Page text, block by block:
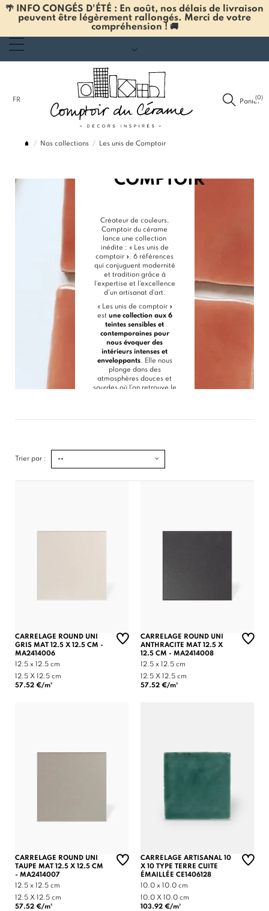
🌴 INFO CONGÉS D'ÉTÉ : En août, nos délais de livraison
peuvent être légèrement rallongés. Merci de votre
compréhension ! 🚚
FR Panier
(0)
Nos collections Les unis de Comptoir
COLLECTION
LES
UNIS
COMPTOIR
Créateur de couleurs,
Comptoir du cérame
lance une collection
inédite : « Les unis de
comptoir ». 6 références
qui conjuguent modernité
et tradition grâce à
l’expertise et l’excellence
d’un artisanat d’art.
« Les unis de comptoir »
est une collection aux 6
teintes sensibles et
contemporaines pour
nous évoquer des
intérieurs intenses et
enveloppants. Elle nous
plonge dans des
atmosphères douces et
sourdes où l’on retrouve le
oublier
Blush et
Nude; des teintes
Trier par : --
CARRELAGE ROUND UNI
GRIS MAT 12.5 X 12.5 CM -
MA2414006
12.5 x 12.5 cm
12.5 X 12.5 cm
57.52 €/m²
CARRELAGE ROUND UNI
ANTHRACITE MAT 12.5 X
12.5 CM - MA2414008
12.5 x 12.5 cm
12.5 X 12.5 cm
57.52 €/m²
CARRELAGE ROUND UNI
TAUPE MAT 12.5 X 12.5 CM
- MA2414007
12.5 x 12.5 cm
12.5 X 12.5 cm
57.52 €/m²
CARRELAGE ARTISANAL 10
X 10 TYPE TERRE CUITE
ÉMAILLÉE CE1406128
10.0 x 10.0 cm
10.0 X 10.0 cm
103.92 €/m²